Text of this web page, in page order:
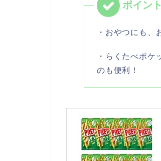
・おやつにも、
・らくたべポケ
のも便利！